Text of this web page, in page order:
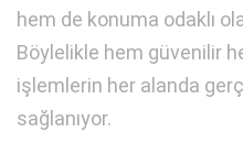
hem de konuma odaklı
Böylelikle hem güvenilir
işlemlerin her alanda
sağlanıyor.